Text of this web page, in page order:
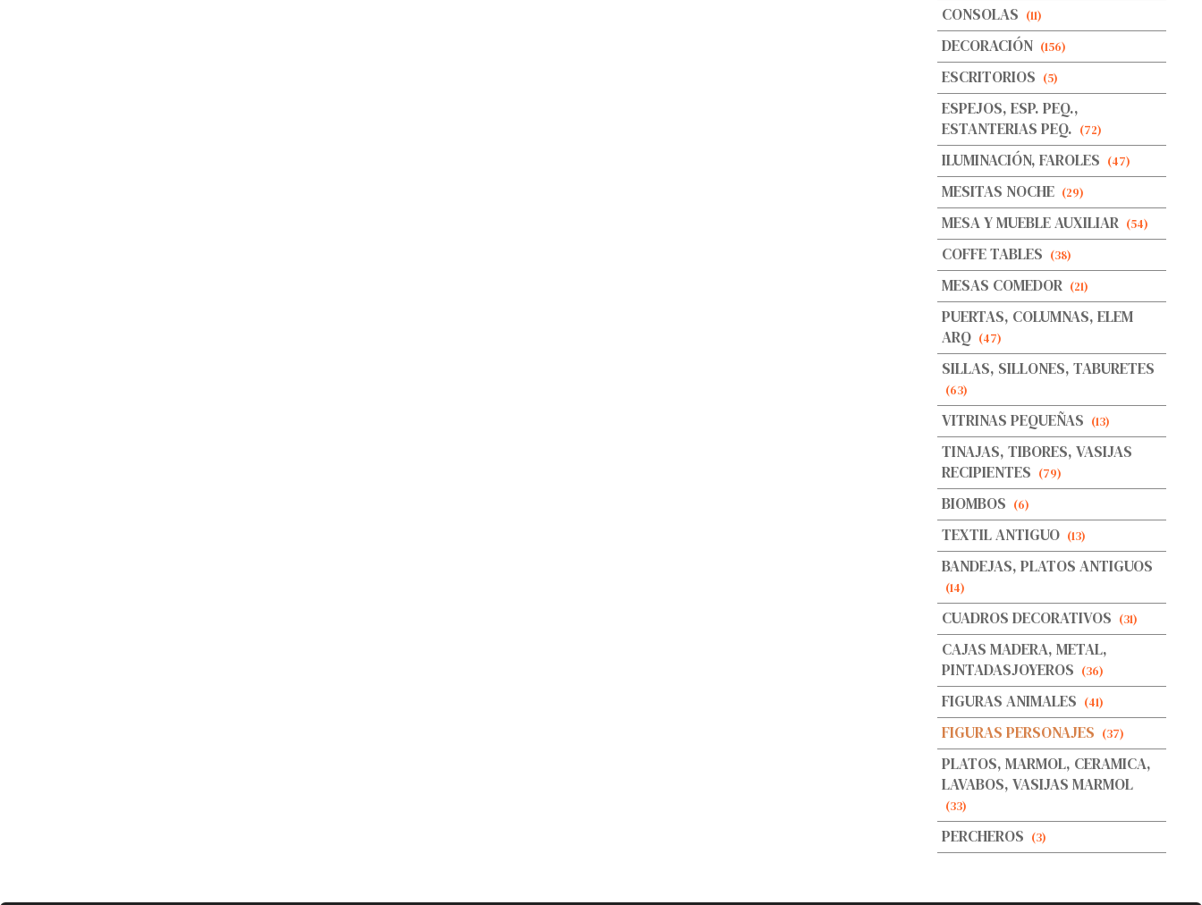
CONSOLAS (11)
DECORACIÓN (156)
ESCRITORIOS (5)
ESPEJOS, ESP. PEQ.,
ESTANTERIAS PEQ. (72)
ILUMINACIÓN, FAROLES (47)
MESITAS NOCHE (29)
MESA Y MUEBLE AUXILIAR (54)
COFFE TABLES (38)
MESAS COMEDOR (21)
PUERTAS, COLUMNAS, ELEM
ARQ (47)
SILLAS, SILLONES, TABURETES
(63)
VITRINAS PEQUEÑAS (13)
TINAJAS, TIBORES, VASIJAS
RECIPIENTES (79)
BIOMBOS (6)
TEXTIL ANTIGUO (13)
BANDEJAS, PLATOS ANTIGUOS
(14)
CUADROS DECORATIVOS (31)
CAJAS MADERA, METAL,
PINTADASJOYEROS (36)
FIGURAS ANIMALES (41)
FIGURAS PERSONAJES (37)
PLATOS, MARMOL, CERAMICA,
LAVABOS, VASIJAS MARMOL
(33)
PERCHEROS (3)